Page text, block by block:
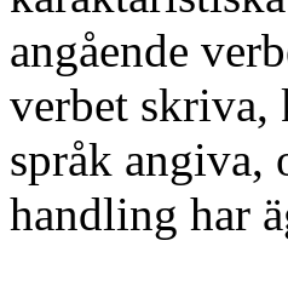
angående
verbet
språk angiva,
handling har